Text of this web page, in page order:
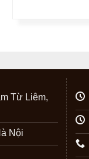
Từ Liêm,
Nội